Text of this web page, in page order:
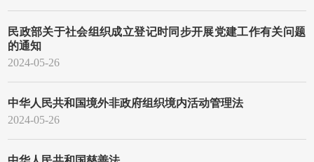
民政部关于社会组织成立登记时同步开展党建工作有关问题
的通知
2024-05-26
中华人民共和国境外非政府组织境内活动管理法
2024-05-26